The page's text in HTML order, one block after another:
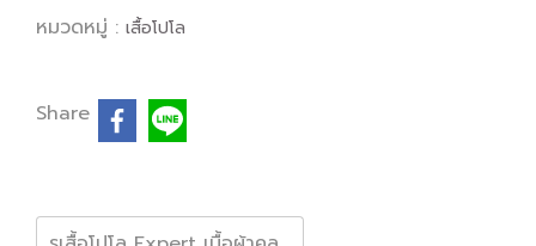
หมวดหมู่ : เสื้อโปโล
Share